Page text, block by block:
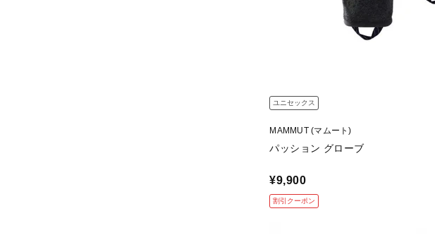
ユニセックス
MAMMUT (マムート)
パッション グローブ
¥9,900
割引クーポン